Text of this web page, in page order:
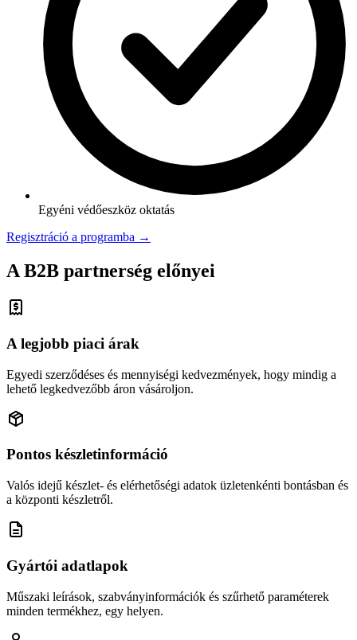
Egyéni védőeszköz oktatás
Regisztráció a programba →
A B2B partnerség előnyei
A legjobb piaci árak
Egyedi szerződéses és mennyiségi kedvezmények, hogy mindig a
lehető legkedvezőbb áron vásároljon.
Pontos készletinformáció
Valós idejű készlet- és elérhetőségi adatok üzletenkénti bontásban és
a központi készletről.
Gyártói adatlapok
Műszaki leírások, szabványinformációk és szűrhető paraméterek
minden termékhez, egy helyen.